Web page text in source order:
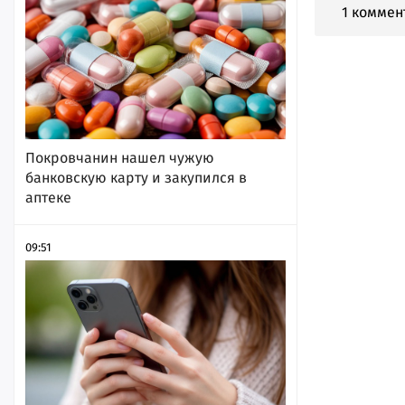
Покровчанин нашел чужую
банковскую карту и закупился в
аптеке
09:51
1